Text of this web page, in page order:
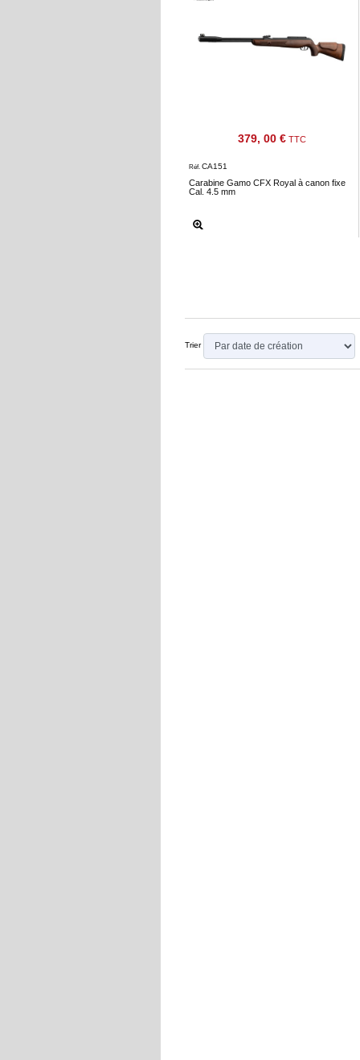
379, 00 €TTC
Carabine Gamo CFX Royal à canon fixe
Cal. 4.5 mm
Réf. CA151
Trier